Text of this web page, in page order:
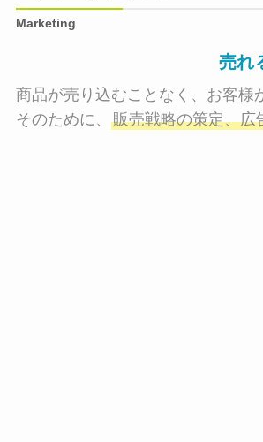
Marketing
売れ
商品が売り込むことなく、お客様
そのために、 販売戦略の策定、広